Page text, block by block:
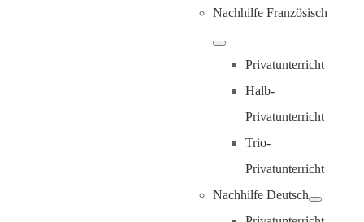
Nachhilfe Französisch
Privatunterricht
Halb-
Privatunterricht
Trio-
Privatunterricht
Nachhilfe Deutsch